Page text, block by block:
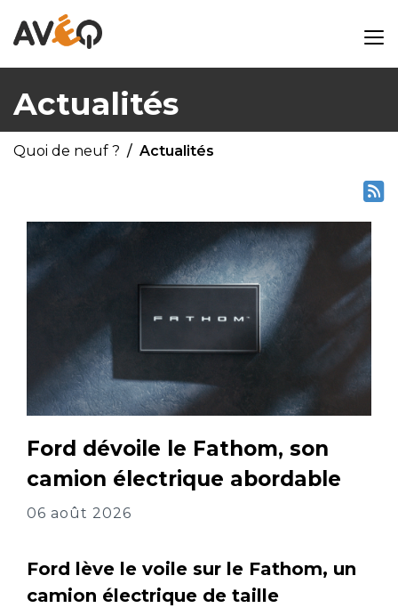
Actualités
Quoi de neuf ? Actualités
Ford dévoile le Fathom, son
camion électrique abordable
06 août 2026
Ford lève le voile sur le Fathom, un
camion électrique de taille